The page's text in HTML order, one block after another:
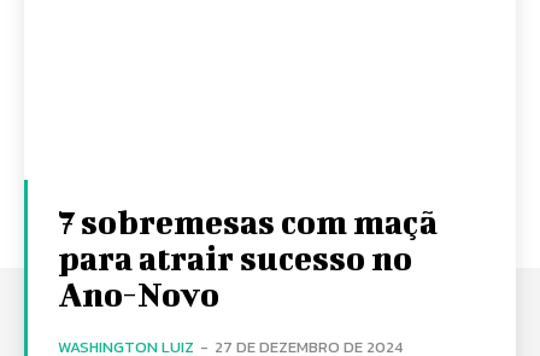
7 sobremesas com maçã
para atrair sucesso no
Ano-Novo
WASHINGTON LUIZ - 27 DE DEZEMBRO DE 2024